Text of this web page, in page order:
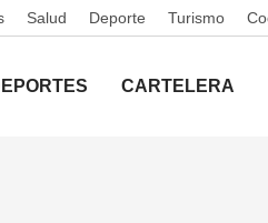
Salud Deporte Turismo
CARTELERA